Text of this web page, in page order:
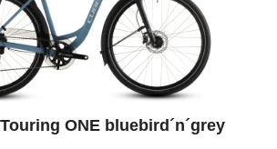
ONE bluebird´n´grey